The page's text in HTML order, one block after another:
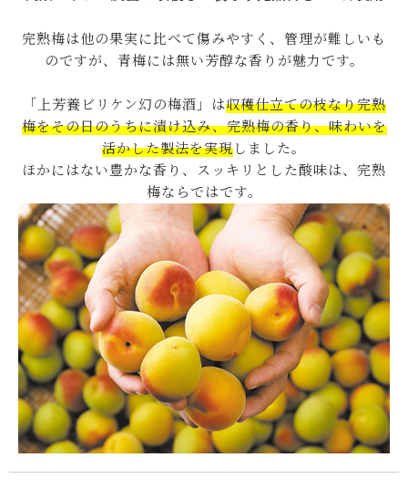
完熟梅は他の果実に比べて傷みやすく、管理が難しいも
のですが、青梅には無い芳醇な香りが魅力です。
「上芳養ビリケン幻の梅酒」は収穫仕立ての枝なり完熟
梅をその日のうちに漬け込み、完熟梅の香り、味わいを
活かした製法を実現しました。
ほかにはない豊かな香り、スッキリとした酸味は、完熟
梅ならではです。